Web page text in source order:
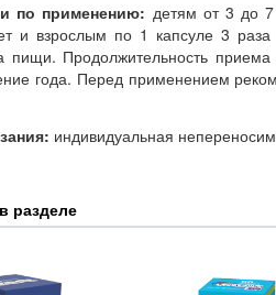
по применению: детям от 3 до
и взрослым по 1 капсуле 3 раза
пищи. Продолжительность
года. Перед применением
индивидуальная
разделе